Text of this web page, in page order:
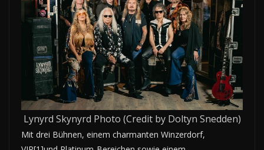
Lynyrd Skynyrd Photo (Credit by Doltyn Snedden)
Mit drei Bühnen, einem charmanten Winzerdorf,